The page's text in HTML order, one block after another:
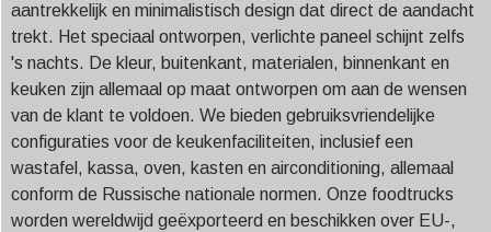
aantrekkelijk en minimalistisch design dat direct de aandacht
trekt. Het speciaal ontworpen, verlichte paneel schijnt zelfs
's nachts. De kleur, buitenkant, materialen, binnenkant en
keuken zijn allemaal op maat ontworpen om aan de wensen
van de klant te voldoen. We bieden gebruiksvriendelijke
configuraties voor de keukenfaciliteiten, inclusief een
wastafel, kassa, oven, kasten en airconditioning, allemaal
conform de Russische nationale normen. Onze foodtrucks
worden wereldwijd geëxporteerd en beschikken over EU-,